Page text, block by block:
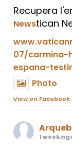
Recupera
Newstican
07/carmina-
espana-
Photo
View on Facebook
1 week